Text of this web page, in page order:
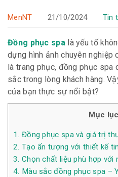
MenNT 21/10/2024 Tin
Đồng phục spalà yếu tố
dựng hình ảnh chuyên nghiệp
là trang phục, đồng phục spa
sắc trong lòng khách hàng.
của bạn thực sự nổi bật?
Mục lục
1. Đồng phục spa và giá trị
2. Tạo ấn tượng với thiết kế
3. Chọn chất liệu phù hợp với
4. Màu sắc đồng phục spa –